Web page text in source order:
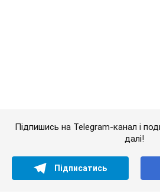
найближчими днями
Яким буде курс валюти в обмінниках
10 часов назад